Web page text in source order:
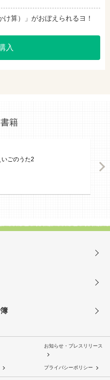
算）」がおぼえられるヨ！
入
籍
ごのうた2
お知らせ・プレスリリース
プライバシーポリシー